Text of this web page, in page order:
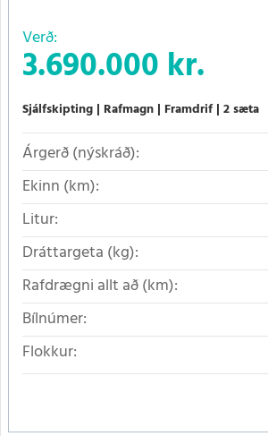
Verð:
3.690.000 kr.
Sjálfskipting Rafmagn Framdrif 2 sæta
Árgerð (nýskráð):
Ekinn (km):
Litur:
Dráttargeta (kg):
Rafdrægni allt að (km):
Bílnúmer:
Flokkur: